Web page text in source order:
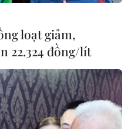
bài
hoang
loạt giảm,
22.324 đồng/lít